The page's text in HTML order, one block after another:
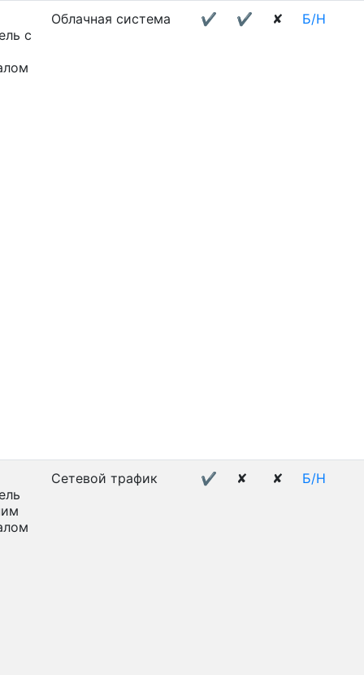
с
Облачная система ✔ ✔ ✘ Б/Н
Сетевой трафик ✔ ✘ ✘ Б/Н